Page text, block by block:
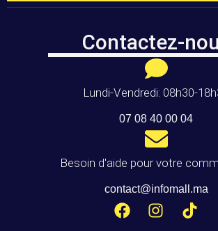
Contactez-
Lundi-Vendredi: 08h30-
07 08 40 00 04
Besoin d'aide pour votre
contact@infomall.ma